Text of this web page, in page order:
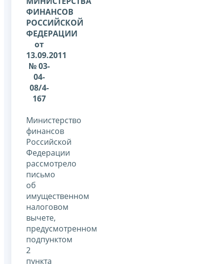
ФИНАНСОВ
РОССИЙСКОЙ
ФЕДЕРАЦИИ
от
13.09.2011
№ 03-
04-
08/4-
167
Министерство
финансов
Российской
Федерации
рассмотрело
письмо
об
имущественном
налоговом
вычете,
предусмотренном
подпунктом
2
пункта